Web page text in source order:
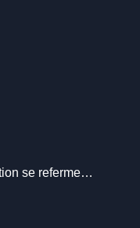
se referme…